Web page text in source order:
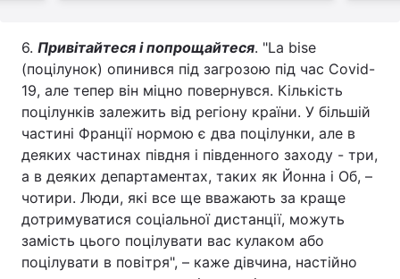
6. Привітайтеся і попрощайтеся. "La bise
(поцілунок) опинився під загрозою під час Covid-
19, але тепер він міцно повернувся. Кількість
поцілунків залежить від регіону країни. У більшій
частині Франції нормою є два поцілунки, але в
деяких частинах півдня і південного заходу - три,
а в деяких департаментах, таких як Йонна і Об, –
чотири. Люди, які все ще вважають за краще
дотримуватися соціальної дистанції, можуть
замість цього поцілувати вас кулаком або
поцілувати в повітря", – каже дівчина, настійно